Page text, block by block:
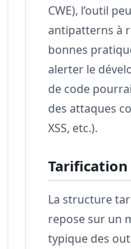
CWE), l’outil
antipatterns à
bonnes
alerter le
de code
des attaques
XSS, etc.).
Tarification
La structure
repose sur un
typique des